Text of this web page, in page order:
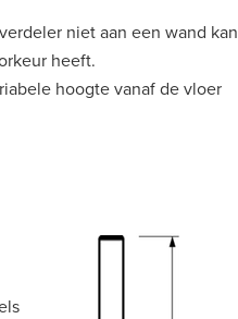
niet aan een wand kan
heeft.
hoogte vanaf de vloer